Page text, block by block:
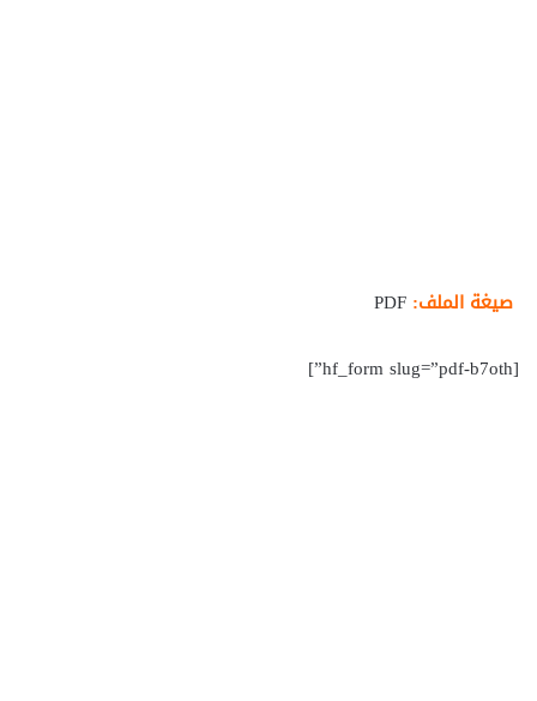
صيغة الملف:
[hf_form slug=”pdf-b7oth”]